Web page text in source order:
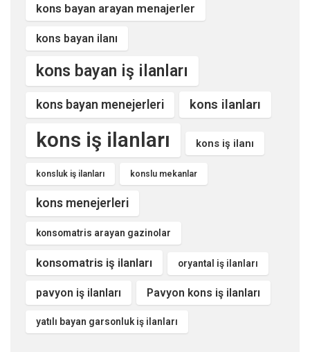
kons bayan arayan menajerler
kons bayan ilanı
kons bayan iş ilanları
kons bayan menejerleri kons ilanları
kons iş ilanları kons iş ilanı
konsluk iş ilanları konslu mekanlar
kons menejerleri
konsomatris arayan gazinolar
konsomatris iş ilanları oryantal iş ilanları
pavyon iş ilanları Pavyon kons iş ilanları
yatılı bayan garsonluk iş ilanları